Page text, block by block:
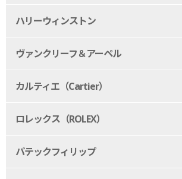
ハリーウィンストン
ヴァンクリーフ＆アーペル
カルティエ（Cartier）
ロレックス（ROLEX）
パテックフィリップ